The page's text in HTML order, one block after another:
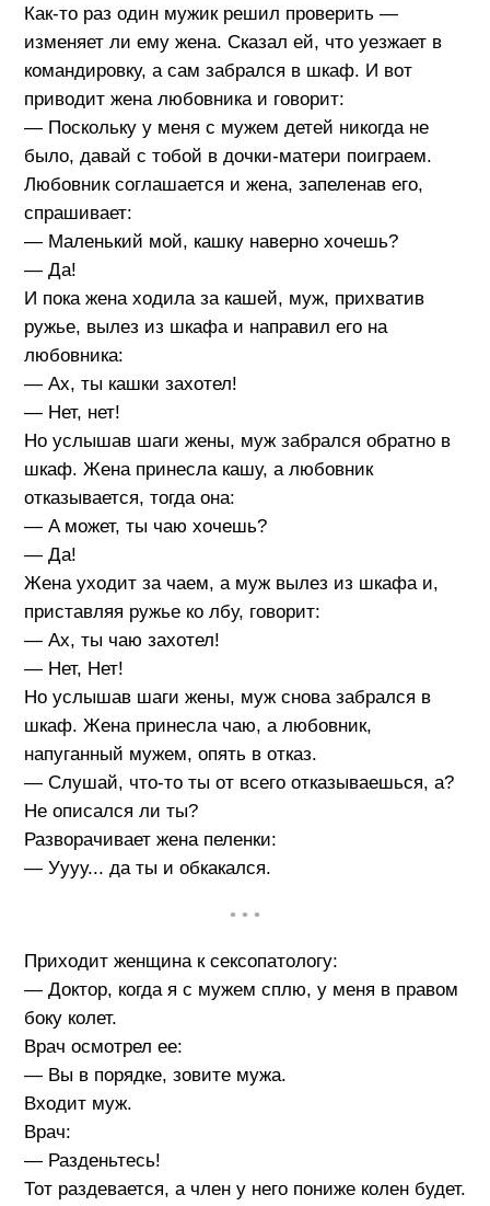
Как-то раз один мужик решил проверить —
изменяет ли ему жена. Сказал ей, что уезжает в
командировку, а сам забрался в шкаф. И вот
приводит жена любовника и говорит:
— Поскольку у меня с мужем детей никогда не
было, давай с тобой в дочки-матери поиграем.
Любовник соглашается и жена, запеленав его,
спрашивает:
— Маленький мой, кашку наверно хочешь?
— Да!
И пока жена ходила за кашей, муж, прихватив
ружье, вылез из шкафа и направил его на
любовника:
— Ах, ты кашки захотел!
— Нет, нет!
Но услышав шаги жены, муж забрался обратно в
шкаф. Жена принесла кашу, а любовник
отказывается, тогда она:
— A может, ты чаю хочешь?
— Да!
Жена уходит за чаем, а муж вылез из шкафа и,
приставляя ружье ко лбу, говорит:
— Ах, ты чаю захотел!
— Нет, Нет!
Но услышав шаги жены, муж снова забрался в
шкаф. Жена принесла чаю, а любовник,
напуганный мужем, опять в отказ.
— Слушай, что-то ты от всего отказываешься, а?
Не описался ли ты?
Разворачивает жена пеленки:
— Уууу... да ты и обкакался.
• • •
Приходит женщина к сексопатологу:
— Доктор, когда я с мужем сплю, у меня в правом
боку колет.
Врач осмотрел ее:
— Вы в порядке, зовите мужа.
Входит муж.
Врач:
— Разденьтесь!
Тот раздевается, а член у него пониже колен будет.